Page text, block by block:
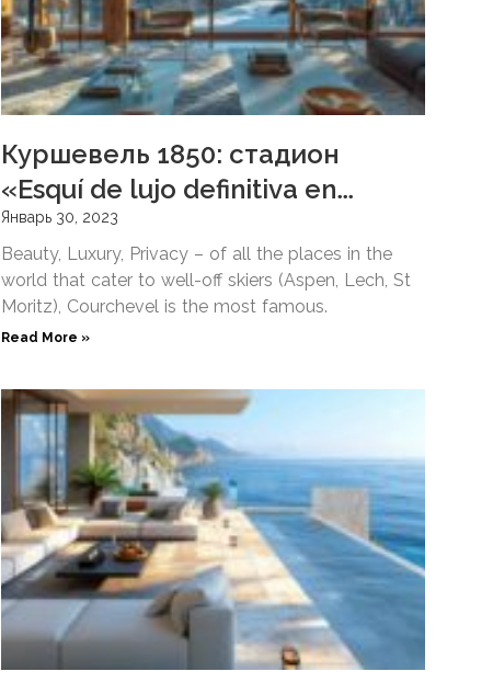
Куршевель 1850: стадион
«Esquí de lujo definitiva en
Francia»
Январь 30, 2023
Beauty, Luxury, Privacy – of all the places in the
world that cater to well-off skiers (Aspen, Lech, St
Moritz), Courchevel is the most famous.
Read More »